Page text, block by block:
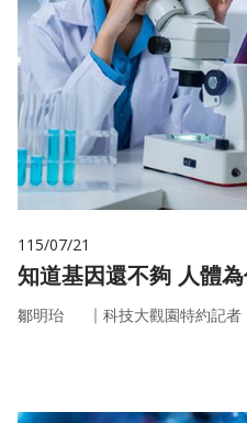
115/07/21
知道基因
鄒明珆 ｜ 科技大觀園特約記者